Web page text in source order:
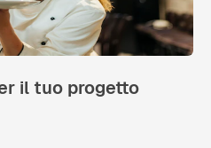
il tuo progetto